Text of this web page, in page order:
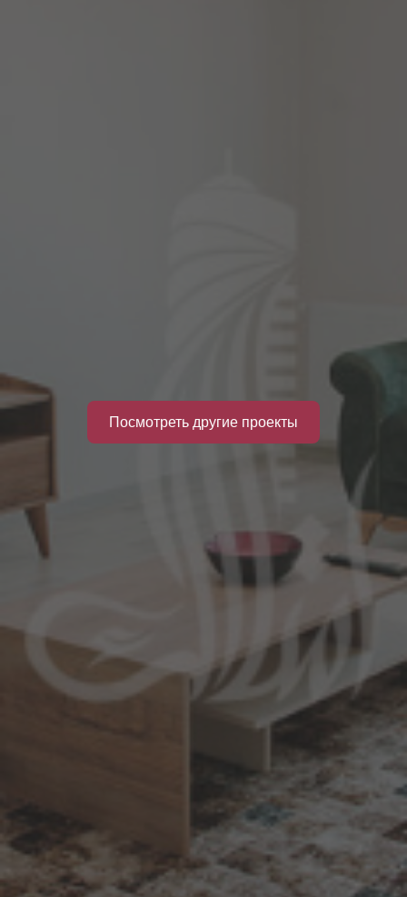
Посмотреть другие проекты